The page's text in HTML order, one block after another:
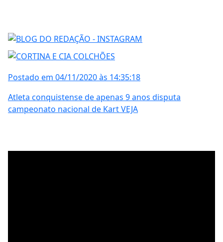
Postado em 04/11/2020 às 14:35:18
Atleta conquistense de apenas 9 anos disputa
campeonato nacional de Kart VEJA